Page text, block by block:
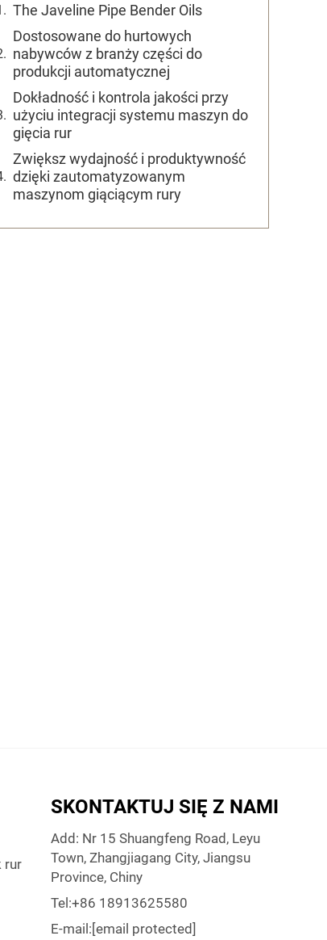
The Javeline Pipe Bender Oils
Dostosowane do hurtowych
nabywców z branży części do
produkcji automatycznej
Dokładność i kontrola jakości przy
użyciu integracji systemu maszyn do
gięcia rur
Zwiększ wydajność i produktywność
dzięki zautomatyzowanym
maszynom giąciącym rury
rur
SKONTAKTUJ SIĘ Z NAMI
Add: Nr 15 Shuangfeng Road, Leyu
Town, Zhangjiagang City, Jiangsu
Province, Chiny
Tel:+86 18913625580
E-mail:[email protected]